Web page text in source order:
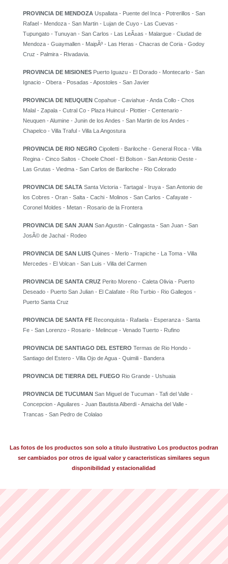
PROVINCIA DE MENDOZA Uspallata - Puente del Inca - Potrerillos - San
Rafael - Mendoza - San Martin - Lujan de Cuyo - Las Cuevas -
Tupungato - Tunuyan - San Carlos - Las LeÃ±as - Malargue - Ciudad de
Mendoza - Guaymallen - MaipÃº - Las Heras - Chacras de Coria - Godoy
Cruz - Palmira - Rivadavia.
PROVINCIA DE MISIONES Puerto Iguazu - El Dorado - Montecarlo - San
Ignacio - Obera - Posadas - Apostoles - San Javier
PROVINCIA DE NEUQUEN Copahue - Caviahue - Anda Collo - Chos
Malal - Zapala - Cutral Co - Plaza Huincul - Plottier - Centenario -
Neuquen - Alumine - Junin de los Andes - San Martin de los Andes -
Chapelco - Villa Traful - Villa La Angostura
PROVINCIA DE RIO NEGRO Cipolletti - Bariloche - General Roca - Villa
Regina - Cinco Saltos - Choele Choel - El Bolson - San Antonio Oeste -
Las Grutas - Viedma - San Carlos de Bariloche - Rio Colorado
PROVINCIA DE SALTA Santa Victoria - Tartagal - Iruya - San Antonio de
los Cobres - Oran - Salta - Cachi - Molinos - San Carlos - Cafayate -
Coronel Moldes - Metan - Rosario de la Frontera
PROVINCIA DE SAN JUAN San Agustin - Calingasta - San Juan - San
JosÃ© de Jachal - Rodeo
PROVINCIA DE SAN LUIS Quines - Merlo - Trapiche - La Toma - Villa
Mercedes - El Volcan - San Luis - Villa del Carmen
PROVINCIA DE SANTA CRUZ Perito Moreno - Caleta Olivia - Puerto
Deseado - Puerto San Julian - El Calafate - Rio Turbio - Rio Gallegos -
Puerto Santa Cruz
PROVINCIA DE SANTA FE Reconquista - Rafaela - Esperanza - Santa
Fe - San Lorenzo - Rosario - Melincue - Venado Tuerto - Rufino
PROVINCIA DE SANTIAGO DEL ESTERO Termas de Rio Hondo -
Santiago del Estero - Villa Ojo de Agua - Quimili - Bandera
PROVINCIA DE TIERRA DEL FUEGO Rio Grande - Ushuaia
PROVINCIA DE TUCUMAN San Miguel de Tucuman - Tafi del Valle -
Concepcion - Aguilares - Juan Bautista Alberdi - Amaicha del Valle -
Trancas - San Pedro de Colalao
Las fotos de los productos son solo a titulo ilustrativo Los productos podran
ser cambiados por otros de igual valor y caracteristicas similares segun
disponibilidad y estacionalidad